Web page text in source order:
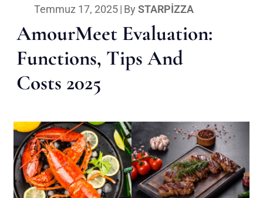
Temmuz 17, 2025| By STARPIZZA
AmourMeet Evaluation:
Functions, Tips And
Costs 2025